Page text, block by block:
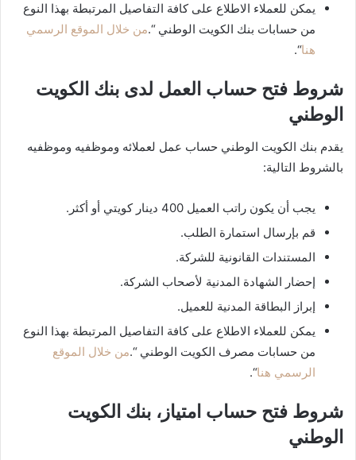
يمكن للعملاء الاطلاع على كافة التفاصيل المرتبطة بهذا النوع
من حسابات بنك الكويت الوطني “.من خلال الموقع الرسمي
هنا“.
شروط فتح حساب العمل لدى بنك الكويت
الوطني
يقدم بنك الكويت الوطني حساب عمل لعملائه وموظفيه وموظفيه
بالشروط التالية:
يجب أن يكون راتب العميل 400 دينار كويتي أو أكثر.
قم بإرسال استمارة الطلب.
المستندات القانونية للشركة.
إحضار الشهادة المدنية لأصحاب الشركة.
إبراز البطاقة المدنية للعميل.
يمكن للعملاء الاطلاع على كافة التفاصيل المرتبطة بهذا النوع
من حسابات مصرف الكويت الوطني “.من خلال الموقع
الرسمي هنا“.
شروط فتح حساب امتياز، بنك الكويت
الوطني